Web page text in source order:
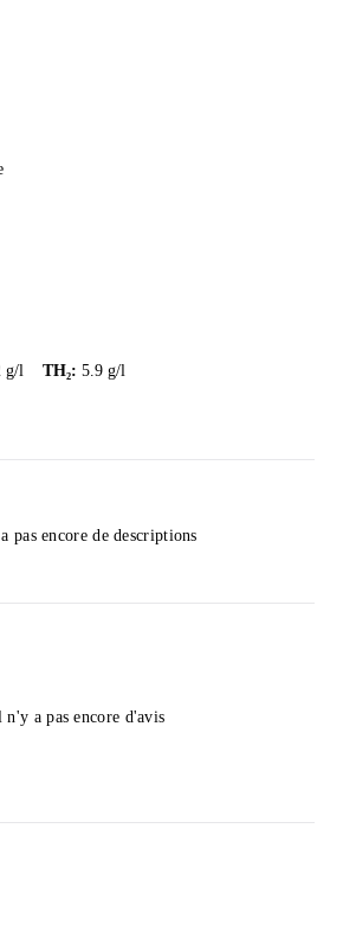
g/l TH₂: 5.9 g/l
pas encore de descriptions
n'y a pas encore d'avis